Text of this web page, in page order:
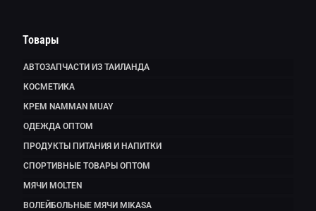
Товары
АВТОЗАПЧАСТИ ИЗ ТАИЛАНДА
КОСМЕТИКА
КРЕМ NAMMAN MUAY
ОДЕЖДА ОПТОМ
ПРОДУКТЫ ПИТАНИЯ И НАПИТКИ
СПОРТИВНЫЕ ТОВАРЫ ОПТОМ
МЯЧИ MOLTEN
ВОЛЕЙБОЛЬНЫЕ МЯЧИ MIKASA